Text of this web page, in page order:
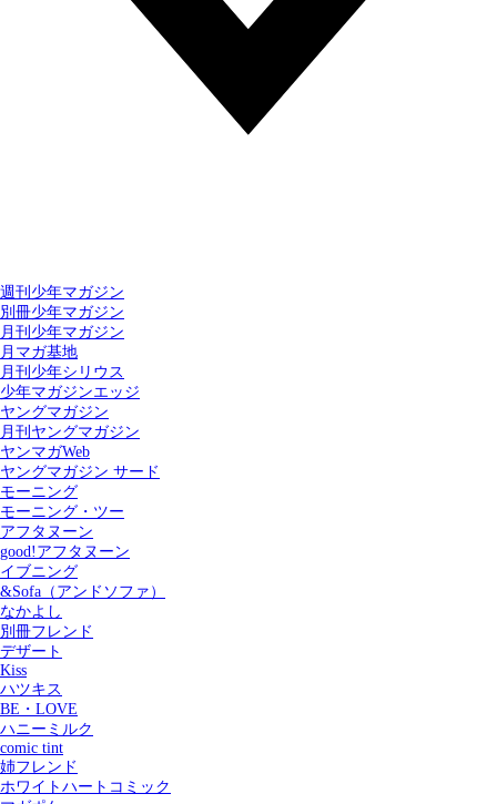
週刊少年マガジン
別冊少年マガジン
月刊少年マガジン
月マガ基地
月刊少年シリウス
少年マガジンエッジ
ヤングマガジン
月刊ヤングマガジン
ヤンマガWeb
ヤングマガジン サード
モーニング
モーニング・ツー
アフタヌーン
good!アフタヌーン
イブニング
&Sofa（アンドソファ）
なかよし
別冊フレンド
デザート
Kiss
ハツキス
BE・LOVE
ハニーミルク
comic tint
姉フレンド
ホワイトハートコミック